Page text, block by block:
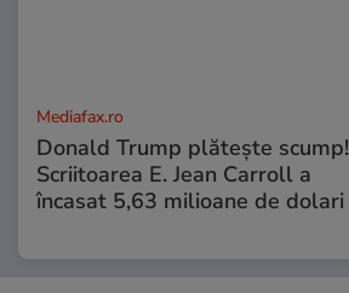
Mediafax.ro
Donald Trump plătește scump!
Scriitoarea E. Jean Carroll a
încasat 5,63 milioane de dolari